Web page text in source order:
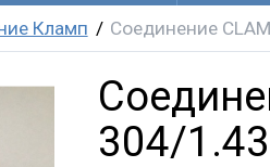
Кламп Соединение
304/